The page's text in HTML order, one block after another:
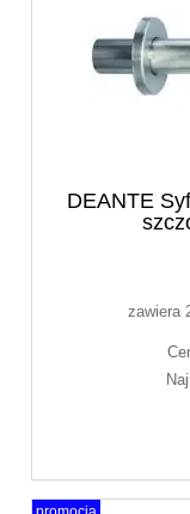
DEANTE
zawiera